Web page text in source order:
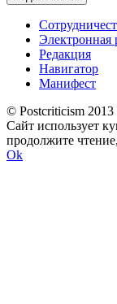
Электронная
Редакция
Навигатор
Манифест
© Postcriticism 2013
Сайт использует
продолжите
Ok